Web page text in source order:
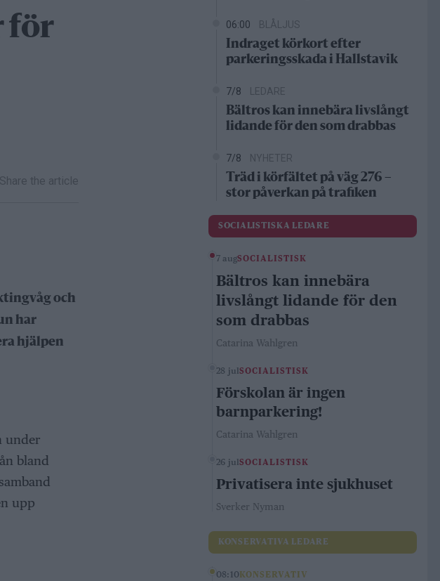
för
Share the article
och
har
hjälpen
under
bland
upp
06:00 BLÅLJUS
Indraget körkort efter
parkeringsskada i Hallstavik
7/8 LEDARE
Bältros kan innebära livslångt
lidande för den som drabbas
7/8 NYHETER
Träd i körfältet på väg 276 –
stor påverkan på trafiken
SOCIALISTISKA LEDARE
7 augSOCIALISTISK
Bältros kan innebära
livslångt lidande för den
som drabbas
Catarina Wahlgren
28 julSOCIALISTISK
Förskolan är ingen
barnparkering!
Catarina Wahlgren
26 julSOCIALISTISK
Privatisera inte sjukhuset
Sverker Nyman
KONSERVATIVA LEDARE
08:10 KONSERVATIV